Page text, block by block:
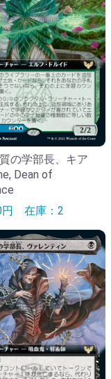
の学部長、キア
Dean of
円 在庫：2